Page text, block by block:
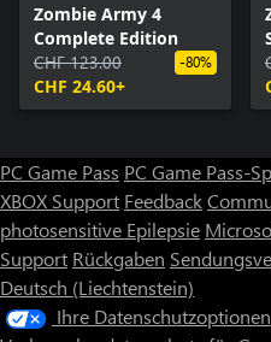
Zombie Army 4
Complete Edition
CHF 123.00
CHF 24.60+
-80%
PC Game Pass PC Game Pass-
XBOX Support Feedback
photosensitive Epilepsie
Support Rückgaben
Deutsch (Liechtenstein)
Ihre Datenschutzoptionen